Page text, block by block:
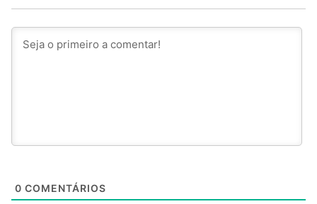
0 COMENTÁRIOS